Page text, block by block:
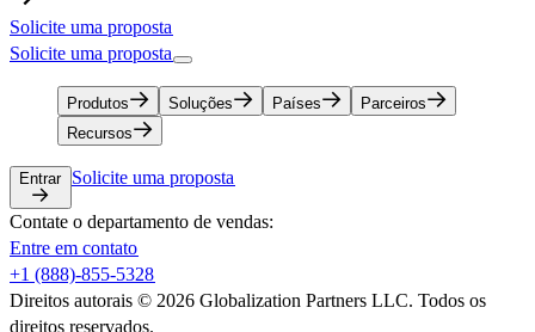
Solicite uma proposta​​
Solicite uma proposta​​
Produtos​​ Soluções​​ Países​​
Parceiros​​
Recursos​​
Entrar​​ Solicite uma proposta​​
Contate o departamento de vendas:​​
Entre em contato​​
+1 (888)-855-5328​​
Direitos autorais © 2026 Globalization Partners LLC. Todos os
direitos reservados.​​